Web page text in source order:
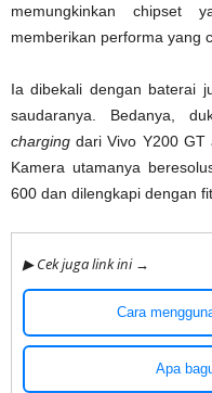
memungkinkan chipset
memberikan performa yang
Ia dibekali dengan baterai
saudaranya. Bedanya,
charging dari Vivo Y200 GT
Kamera utamanya
600 dan dilengkapi dengan
▶ Cek juga link ini →
Cara
Apa